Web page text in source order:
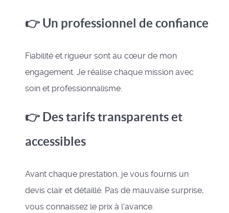
👉 Un professionnel de confiance
Fiabilité et rigueur sont au cœur de mon
engagement. Je réalise chaque mission avec
soin et professionnalisme.
👉 Des tarifs transparents et
accessibles
Avant chaque prestation, je vous fournis un
devis clair et détaillé. Pas de mauvaise surprise,
vous connaissez le prix à l'avance.